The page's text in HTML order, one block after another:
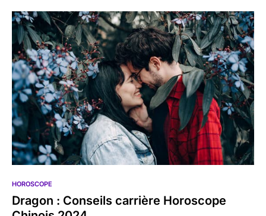
HOROSCOPE
Dragon : Conseils carrière Horoscope